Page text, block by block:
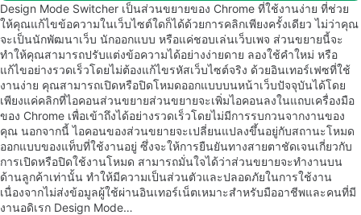
Design Mode Switcher เป็นส่วนขยายของ Chrome ที่ใช้งานง่าย ที่ช่วย
ให้คุณแก้ไขข้อความในเว็บไซต์ใดก็ได้ด้วยการคลิกเพียงครั้งเดียว ไม่ว่าคุณ
จะเป็นนักพัฒนาเว็บ นักออกแบบ หรือแค่ชอบเล่นเว็บเพจ ส่วนขยายนี้จะ
ทำให้คุณสามารถปรับแต่งข้อความได้อย่างง่ายดาย ลองใช้คำใหม่ หรือ
แก้ไขอย่างรวดเร็วโดยไม่ต้องแก้ไขรหัสเว็บไซต์จริง ด้วยอินเทอร์เฟซที่ใช้
งานง่าย คุณสามารถเปิดหรือปิดโหมดออกแบบบนหน้าเว็บปัจจุบันได้โดย
เพียงแค่คลิกที่ไอคอนส่วนขยายส่วนขยายจะเพิ่มไอคอนลงในแถบเครื่องมือ
ของ Chrome เพื่อเข้าถึงได้อย่างรวดเร็วโดยไม่มีการรบกวนจากงานของ
คุณ นอกจากนี้ ไอคอนของส่วนขยายจะเปลี่ยนแปลงขึ้นอยู่กับสถานะโหมด
ออกแบบของแท็บที่ใช้งานอยู่ ซึ่งจะให้การยืนยันทางสายตาชัดเจนเกี่ยวกับ
การเปิดหรือปิดใช้งานโหมด สามารถมั่นใจได้ว่าส่วนขยายจะทำงานบน
ด้านลูกค้าเท่านั้น ทำให้มีความเป็นส่วนตัวและปลอดภัยในการใช้งาน
เนื่องจากไม่ส่งข้อมูลผู้ใช้ผ่านอินเทอร์เน็ตเหมาะสำหรับมืออาชีพและคนที่มี
งานอดิเรก Design Mode…